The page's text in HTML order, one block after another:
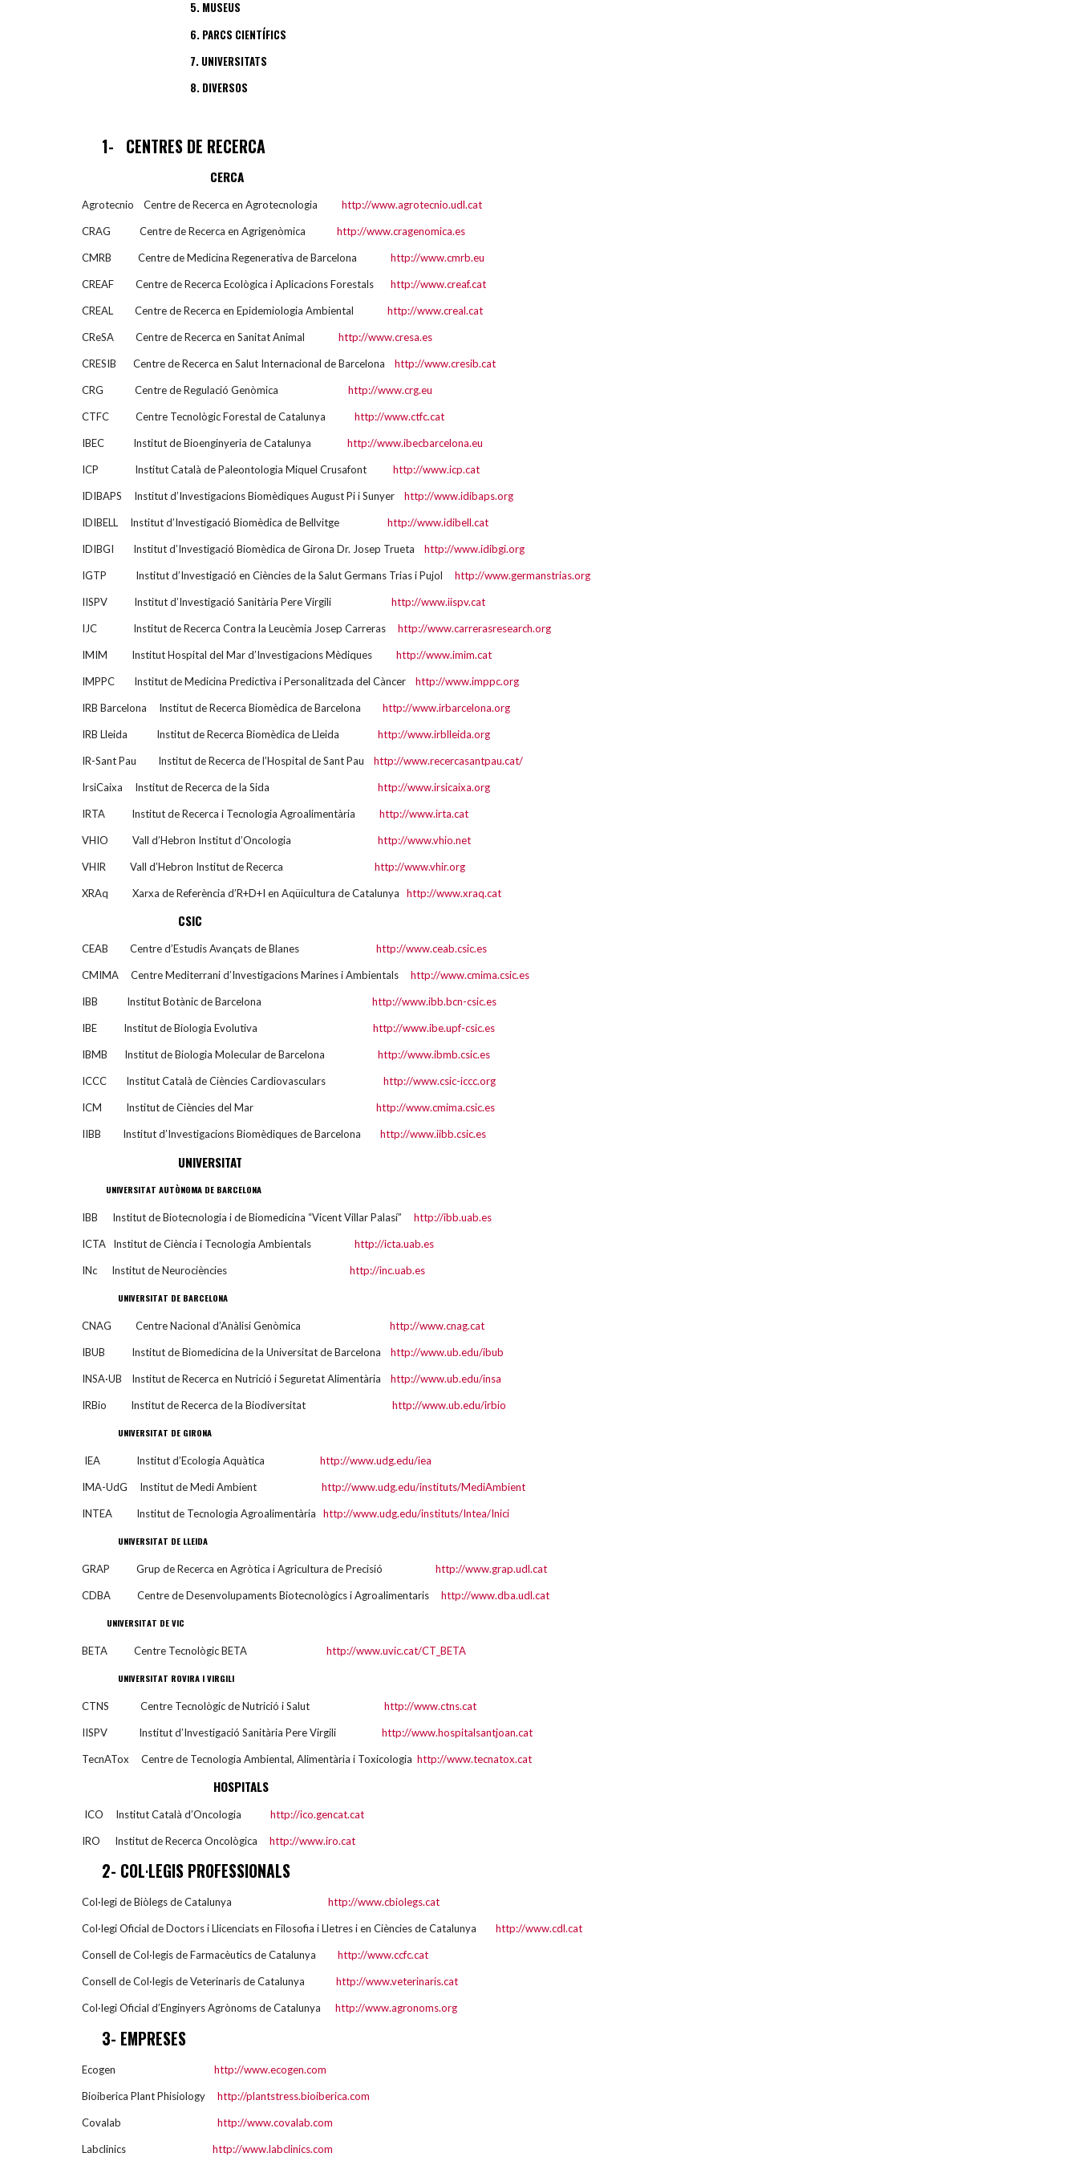
5. MUSEUS
6. PARCS CIENTÍFICS
7. UNIVERSITATS
8. DIVERSOS
1- CENTRES DE RECERCA
CERCA
Agrotecnio Centre de Recerca en Agrotecnologia http://www.agrotecnio.udl.cat
CRAG Centre de Recerca en Agrigenòmica http://www.cragenomica.es
CMRB Centre de Medicina Regenerativa de Barcelona http://www.cmrb.eu
CREAF Centre de Recerca Ecològica i Aplicacions Forestals http://www.creaf.cat
CREAL Centre de Recerca en Epidemiologia Ambiental http://www.creal.cat
CReSA Centre de Recerca en Sanitat Animal http://www.cresa.es
CRESIB Centre de Recerca en Salut Internacional de Barcelona http://www.cresib.cat
CRG Centre de Regulació Genòmica http://www.crg.eu
CTFC Centre Tecnològic Forestal de Catalunya http://www.ctfc.cat
IBEC Institut de Bioenginyeria de Catalunya http://www.ibecbarcelona.eu
ICP Institut Català de Paleontologia Miquel Crusafont http://www.icp.cat
IDIBAPS Institut d’Investigacions Biomèdiques August Pi i Sunyer http://www.idibaps.org
IDIBELL Institut d’Investigació Biomèdica de Bellvitge http://www.idibell.cat
IDIBGI Institut d’Investigació Biomèdica de Girona Dr. Josep Trueta http://www.idibgi.org
IGTP Institut d’Investigació en Ciències de la Salut Germans Trias i Pujol http://www.germanstrias.org
IISPV Institut d’Investigació Sanitària Pere Virgili http://www.iispv.cat
IJC Institut de Recerca Contra la Leucèmia Josep Carreras http://www.carrerasresearch.org
IMIM Institut Hospital del Mar d’Investigacions Mèdiques http://www.imim.cat
IMPPC Institut de Medicina Predictiva i Personalitzada del Càncer http://www.imppc.org
IRB Barcelona Institut de Recerca Biomèdica de Barcelona http://www.irbarcelona.org
IRB Lleida Institut de Recerca Biomèdica de Lleida http://www.irblleida.org
IR-Sant Pau Institut de Recerca de l’Hospital de Sant Pau http://www.recercasantpau.cat/
IrsiCaixa Institut de Recerca de la Sida http://www.irsicaixa.org
IRTA Institut de Recerca i Tecnologia Agroalimentària http://www.irta.cat
VHIO Vall d’Hebron Institut d’Oncologia http://www.vhio.net
VHIR Vall d’Hebron Institut de Recerca http://www.vhir.org
XRAq Xarxa de Referència d’R+D+I en Aqüicultura de Catalunya http://www.xraq.cat
CSIC
CEAB Centre d’Estudis Avançats de Blanes http://www.ceab.csic.es
CMIMA Centre Mediterrani d’Investigacions Marines i Ambientals http://www.cmima.csic.es
IBB Institut Botànic de Barcelona http://www.ibb.bcn-csic.es
IBE Institut de Biologia Evolutiva http://www.ibe.upf-csic.es
IBMB Institut de Biologia Molecular de Barcelona http://www.ibmb.csic.es
ICCC Institut Català de Ciències Cardiovasculars http://www.csic-iccc.org
ICM Institut de Ciències del Mar http://www.cmima.csic.es
IIBB Institut d’Investigacions Biomèdiques de Barcelona http://www.iibb.csic.es
UNIVERSITAT
UNIVERSITAT AUTÒNOMA DE BARCELONA
IBB Institut de Biotecnologia i de Biomedicina “Vicent Villar Palasí” http://ibb.uab.es
ICTA Institut de Ciència i Tecnologia Ambientals http://icta.uab.es
INc Institut de Neurociències http://inc.uab.es
UNIVERSITAT DE BARCELONA
CNAG Centre Nacional d’Anàlisi Genòmica http://www.cnag.cat
IBUB Institut de Biomedicina de la Universitat de Barcelona http://www.ub.edu/ibub
INSA·UB Institut de Recerca en Nutrició i Seguretat Alimentària http://www.ub.edu/insa
IRBio Institut de Recerca de la Biodiversitat http://www.ub.edu/irbio
UNIVERSITAT DE GIRONA
IEA Institut d’Ecologia Aquàtica http://www.udg.edu/iea
IMA-UdG Institut de Medi Ambient http://www.udg.edu/instituts/MediAmbient
INTEA Institut de Tecnologia Agroalimentària http://www.udg.edu/instituts/Intea/Inici
UNIVERSITAT DE LLEIDA
GRAP Grup de Recerca en Agròtica i Agricultura de Precisió http://www.grap.udl.cat
CDBA Centre de Desenvolupaments Biotecnològics i Agroalimentaris http://www.dba.udl.cat
UNIVERSITAT DE VIC
BETA Centre Tecnològic BETA http://www.uvic.cat/CT_BETA
UNIVERSITAT ROVIRA I VIRGILI
CTNS Centre Tecnològic de Nutrició i Salut http://www.ctns.cat
IISPV Institut d’Investigació Sanitària Pere Virgili http://www.hospitalsantjoan.cat
TecnATox Centre de Tecnologia Ambiental, Alimentària i Toxicologia http://www.tecnatox.cat
HOSPITALS
ICO Institut Català d’Oncologia http://ico.gencat.cat
IRO Institut de Recerca Oncològica http://www.iro.cat
2- COL·LEGIS PROFESSIONALS
Col·legi de Biòlegs de Catalunya http://www.cbiolegs.cat
Col·legi Oficial de Doctors i Llicenciats en Filosofia i Lletres i en Ciències de Catalunya http://www.cdl.cat
Consell de Col·legis de Farmacèutics de Catalunya http://www.ccfc.cat
Consell de Col·legis de Veterinaris de Catalunya http://www.veterinaris.cat
Col·legi Oficial d’Enginyers Agrònoms de Catalunya http://www.agronoms.org
3- EMPRESES
Ecogen http://www.ecogen.com
Bioiberica Plant Phisiology http://plantstress.bioiberica.com
Covalab http://www.covalab.com
Labclinics http://www.labclinics.com